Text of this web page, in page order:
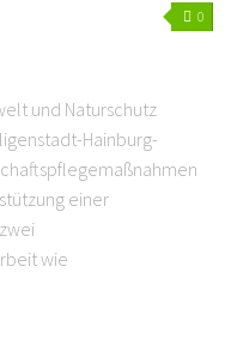
0
und Naturschutz
Hainburg-
einer
wie